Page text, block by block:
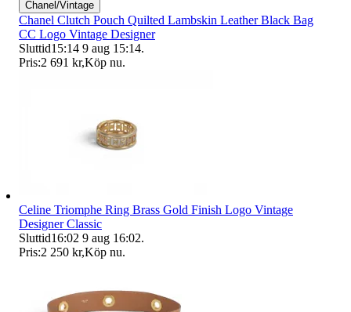
Chanel/Vintage
Chanel Clutch Pouch Quilted Lambskin Leather Black Bag
CC Logo Vintage Designer
Sluttid15:14 9 aug 15:14.
Pris:2 691 kr,Köp nu.
Celine Triomphe Ring Brass Gold Finish Logo Vintage
Designer Classic
Sluttid16:02 9 aug 16:02.
Pris:2 250 kr,Köp nu.